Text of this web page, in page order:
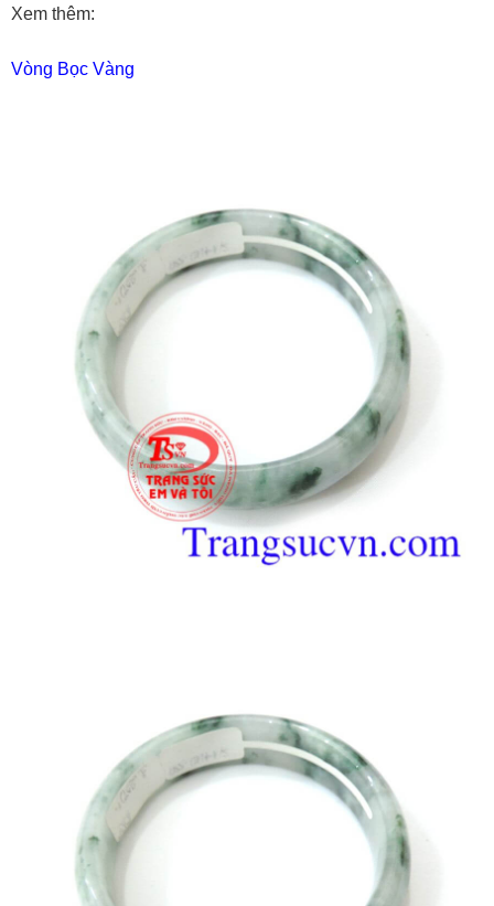
Xem thêm:
Vòng Bọc Vàng